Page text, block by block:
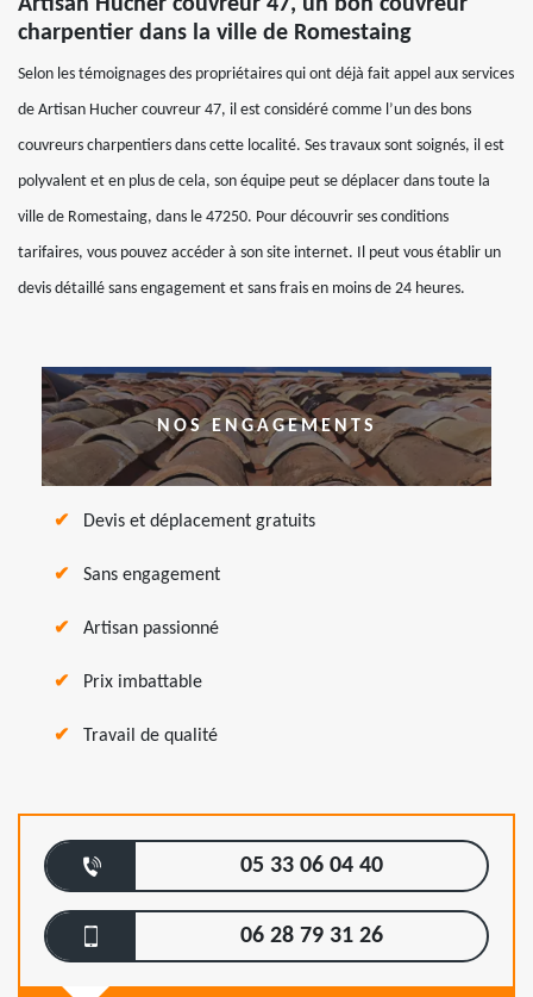
Artisan Hucher couvreur 47, un bon couvreur
charpentier dans la ville de Romestaing
Selon les témoignages des propriétaires qui ont déjà fait appel aux services
de Artisan Hucher couvreur 47, il est considéré comme l’un des bons
couvreurs charpentiers dans cette localité. Ses travaux sont soignés, il est
polyvalent et en plus de cela, son équipe peut se déplacer dans toute la
ville de Romestaing, dans le 47250. Pour découvrir ses conditions
tarifaires, vous pouvez accéder à son site internet. Il peut vous établir un
devis détaillé sans engagement et sans frais en moins de 24 heures.
NOS ENGAGEMENTS
Devis et déplacement gratuits
Sans engagement
Artisan passionné
Prix imbattable
Travail de qualité
05 33 06 04 40
06 28 79 31 26